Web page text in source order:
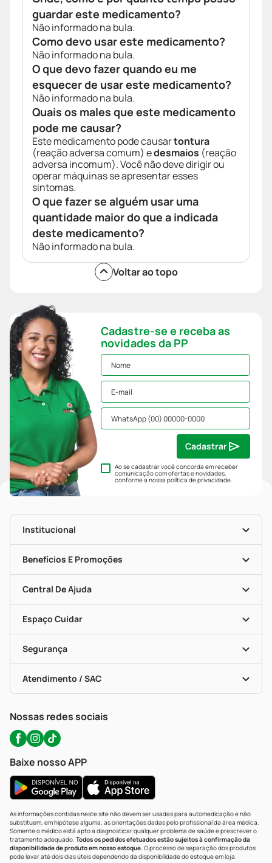
guardar este medicamento?
Não informado na bula.
Como devo usar este medicamento?
Não informado na bula.
O que devo fazer quando eu me
esquecer de usar este medicamento?
Não informado na bula.
Quais os males que este medicamento
pode me causar?
Este medicamento pode causartontura
(reação adversa comum) edesmaios (reação
adversa incomum). Você não deve dirigir ou
operar máquinas se apresentar esses
sintomas.
O que fazer se alguém usar uma
quantidade maior do que a indicada
deste medicamento?
Não informado na bula.
Voltar ao topo
Cadastre-se e receba as
novidades da PP
Ao se cadastrar você concorda em receber
comunicação com ofertas e novidades,
conforme a nossapolítica de privacidade.
Cadastrar
Institucional
Nossas Lojas
Mapa De Categorias
Blog Da PP
Seja Uma Loja Parceira
Benefícios E Promoções
Convênios
Programa Popular Do Brasil
Encarte De Ofertas
Dermaclub
Descontos De Laboratório (PBM)
Cupons E Ofertas
Central De Ajuda
Recompra Programada
Compras Com Receita
Alomed (tele-Entrega)
Formas De Pagamento
Troca E Devolução
Bulas De A A Z
Políticas De Marketplace
Espaço Cuidar
Serviços Farmacêuticos
Testes Rápidos
Autoteste Covid-19
Segurança
Portal Da Privacidade
Atendimento / SAC
Nossas redes sociais
Baixe nosso APP
As informações contidas neste site não devem ser usadas para automedicação e não
substituem, em hipótese alguma, as orientações dadas pelo profissional da área médica.
Somente o médico está apto a diagnosticar qualquer problema de saúde e prescrever o
tratamento adequado. Todos os pedidos efetuados estão sujeitos à confirmação da
disponibilidade de produto em nosso estoque.O processo de separação dos produtos
pode levar até dois dias úteis dependendo da disponibilidade do estoque em loja.